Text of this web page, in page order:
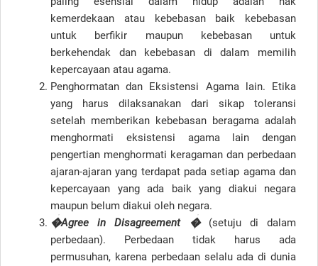
kemerdekaan atau kebebasan baik kebebasan
untuk berfikir maupun kebebasan untuk
berkehendak dan kebebasan di dalam memilih
kepercayaan atau agama.
Penghormatan dan Eksistensi Agama lain. Etika
yang harus dilaksanakan dari sikap toleransi
setelah memberikan kebebasan beragama adalah
menghormati eksistensi agama lain dengan
pengertian menghormati keragaman dan perbedaan
ajaran-ajaran yang terdapat pada setiap agama dan
kepercayaan yang ada baik yang diakui negara
maupun belum diakui oleh negara.
�Agree in Disagreement �(setuju di dalam
perbedaan). Perbedaan tidak harus ada
permusuhan, karena perbedaan selalu ada di dunia